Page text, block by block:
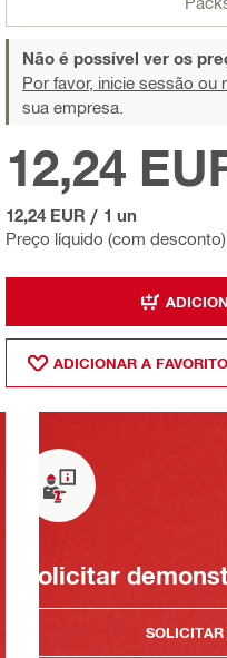
Não é possível ver os
Por favor, inicie sessão ou
sua empresa.
Preço líquido (com desconto)
12,24
12,24 EUR / 1 un
ADICIONAR A
Solicitar